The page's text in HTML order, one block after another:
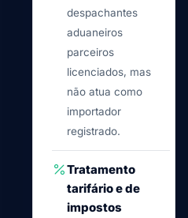
despachantes
aduaneiros
parceiros
licenciados, mas
não atua como
importador
registrado.
Tratamento
tarifário e de
impostos